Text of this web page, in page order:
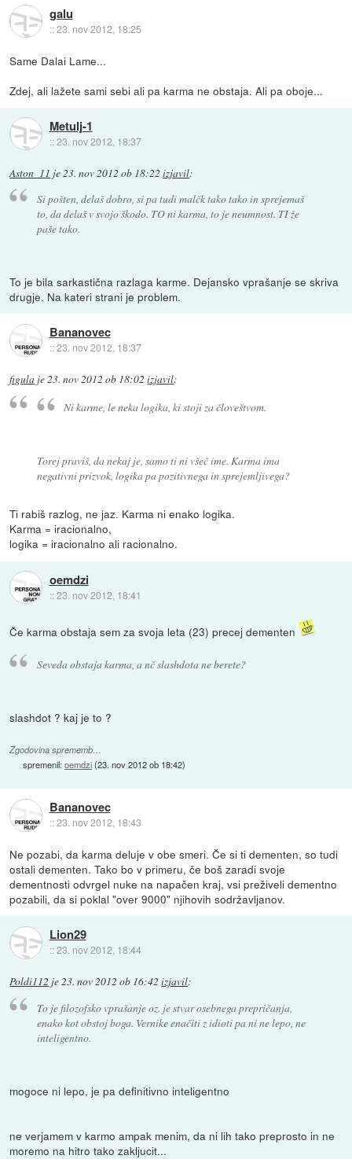
galu
::23. nov 2012, 18:25
Same Dalai Lame...
Zdej, ali lažete sami sebi ali pa karma ne obstaja. Ali pa oboje...
Metulj-1
::23. nov 2012, 18:37
Aston_11 je 23. nov 2012 ob 18:22 izjavil:
Si pošten, delaš dobro, si pa tudi malčk tako tako in sprejemaš
to, da delaš v svojo škodo. TO ni karma, to je neumnost. TI že
paše tako.
To je bila sarkastična razlaga karme. Dejansko vprašanje se skriva
drugje. Na kateri strani je problem.
Bananovec
::23. nov 2012, 18:37
figula je23. nov 2012 ob 18:02 izjavil:
Ni karme, le neka logika, ki stoji za človeštvom.
Torej praviš, da nekaj je, samo ti ni všeč ime. Karma ima
negativni prizvok, logika pa pozitivnega in sprejemljivega?
Ti rabiš razlog, ne jaz. Karma ni enako logika.
Karma = iracionalno,
logika = iracionalno ali racionalno.
oemdzi
::23. nov 2012, 18:41
Če karma obstaja sem za svoja leta (23) precej dementen
Seveda obstaja karma, a nč slashdota ne berete?
slashdot ? kaj je to ?
Zgodovina sprememb…
spremenil:oemdzi(23. nov 2012 ob 18:42)
Bananovec
::23. nov 2012, 18:43
Ne pozabi, da karma deluje v obe smeri. Če si ti dementen, so tudi
ostali dementen. Tako bo v primeru, če boš zaradi svoje
dementnosti odvrgel nuke na napačen kraj, vsi preživeli dementno
pozabili, da si poklal "over 9000" njihovih sodržavljanov.
Lion29
::23. nov 2012, 18:44
Poldi112 je23. nov 2012 ob 16:42 izjavil:
To je filozofsko vprašanje oz. je stvar osebnega prepričanja,
enako kot obstoj boga. Vernike enačiti z idioti pa ni ne lepo, ne
inteligentno.
mogoce ni lepo, je pa definitivno inteligentno
ne verjamem v karmo ampak menim, da ni lih tako preprosto in ne
moremo na hitro tako zakljucit...